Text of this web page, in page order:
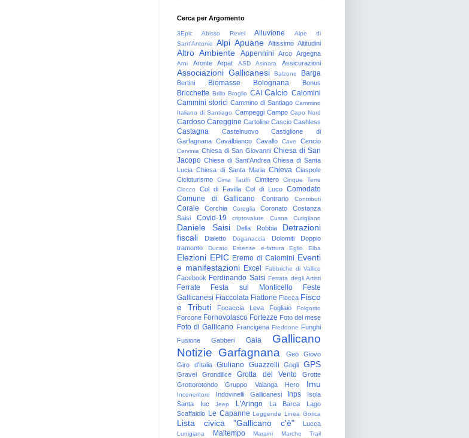
Cerca per Argomento
3Epic Abisso Revel Alluvione
Alpe di
Sant'Antonio
Alpi Apuane Altissimo Altitudini
Altro Ambiente Appennini Arco Argegna
Arni Aronte Arpat ASD Asinara Assicurazioni
Associazioni Gallicanesi Balzone Barga
Bertini Biomasse Bolognana Bonus
Bricchette Brillo Broglio CAI Calcio Calomini
Cammini storici Cammino di Santiago Cammino
Italiano di Santiago Campeggi Campo Capo Nord
Cardoso Careggine Cartoline Cascio Cashless
Castagna Castelnuovo
Castiglione di
Garfagnana Cavalbianco Cavallo Cave Cencio
Cervinia Chiesa di San Giovanni Chiesa di San
Jacopo Chiesa di Sant'Andrea Chiesa di Santa
Lucia Chiesa di Santa Maria Chieva Ciaspole
Cicloturismo
Cima Tauffi Cimitero
Cinque Terre
Ciocco
Col di Favilla Col di Luco Comodato
Comune di Gallicano
Contrario Contributi
Corale Corchia Coreglia Coronato
Costanza
Saisi
Covid-19 criptovalute Cusna Cutigliano
Daniele Saisi Della Robbia
Detrazioni
fiscali
Dialetto Doganaccia Dolomiti
Doppio
tramonto
Ducato Estense e-fattura Eglio Elba
Elezioni EPIC Eremo di Calomini Eventi
e manifestazioni Excel Fabbriche di Vallico
Facebook Ferdinando Saisi Ferrata degli Artisti
Ferrate Festa sul Monticello
Feste
Gallicanesi Fiaccolata Fiattone Fiocca Fisco
e Tributi
Focaccia Leva Fogliaio Folgorito
Forcone Fornovolasco Fortezze Foto del mese
Foto di Gallicano Francigena Freddone Funghi
Fusione
Gabberi Gaia
Gallicano
Notizie Garfagnana Geo
Giovo
Giro d'Italia
Giuliano Guazzelli Gogli GPS
Gravel Grondilice Grotta del Vento
Grotte
Grottorotondo
Gruppo Valanga Hero Imu
Inceneritore Indovinelli Gallicanesi Inps
Isola
Santa
Iuc Jeep L'Aringo La Barca
Lago
Scaffaiolo Le Capanne Leggende Linea Gotica
Lista civica "Gallicano c'è" Lucca
Lunigiana Maltempo Maraini Marche Trail